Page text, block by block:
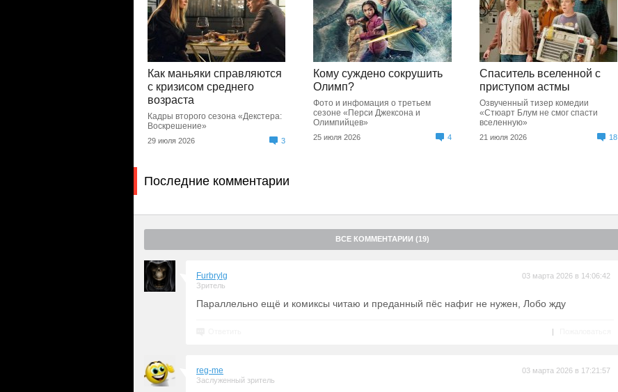
Как маньяки справляются
с кризисом среднего
возраста
Кадры второго сезона «Декстера:
Воскрешение»
29 июля 2026 3
Кому суждено сокрушить
Олимп?
Фото и инфомация о третьем
сезоне «Перси Джексона и
Олимпийцев»
25 июля 2026 4
Спаситель вселенной с
приступом астмы
Озвученный тизер комедии
«Стюарт Блум не смог спасти
вселенную»
21 июля 2026 18
Последние комментарии
ВСЕ КОММЕНТАРИИ (19)
Furbrylg
Зритель
03 марта 2026 в 14:06:42
Параллельно ещё и комиксы читаю и преданный пёс нафиг не нужен, Лобо жду
|
reg-me
Заслуженный зритель
03 марта 2026 в 17:21:57